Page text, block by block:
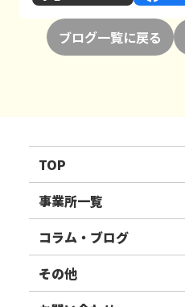
ブログ一覧に戻る
TOP
リハスワーク
リハスファーム
事業所一覧
関東エリア
東北エリア
コラム・ブログ
事業所ブログ
その他